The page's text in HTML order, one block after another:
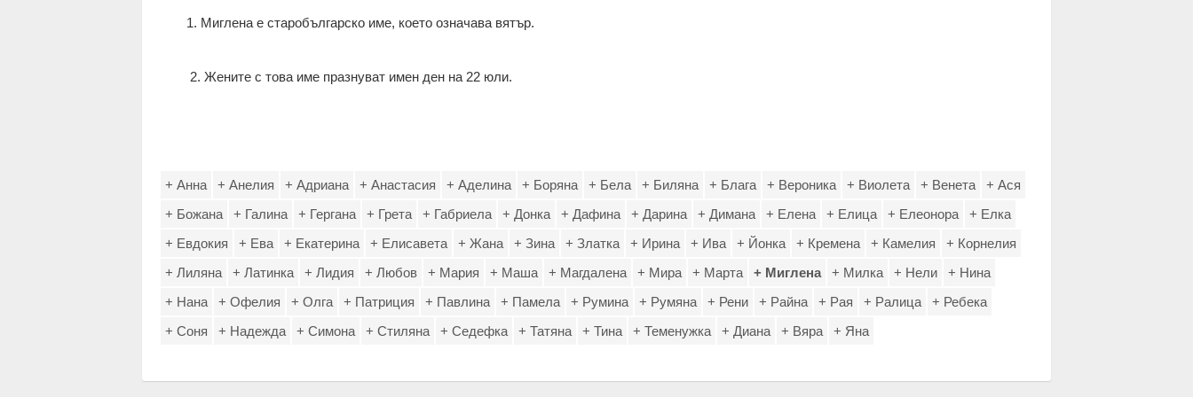
1. Миглена е старобългарско име, което означава вятър.
2. Жените с това име празнуват имен ден на 22 юли.
+ Анна + Анелия + Адриана + Анастасия + Аделина + Боряна + Бела + Биляна + Блага + Вероника + Виолета + Венета
+ Ася
+ Божана
+ Галина + Гергана + Грета + Габриела + Донка + Дафина + Дарина + Димана + Елена + Елица + Елеонора
+ Елка
+ Евдокия
+ Ева + Екатерина + Елисавета + Жана + Зина + Златка + Ирина + Ива + Йонка + Кремена + Камелия
+ Корнелия
+ Лиляна
+ Латинка + Лидия + Любов + Мария + Маша + Магдалена + Мира + Марта + Миглена + Милка + Нели
+ Нина
+ Нана
+ Офелия + Олга + Патриция + Павлина + Памела + Румина + Румяна + Рени + Райна + Рая + Ралица
+ Ребека
+ Соня
+ Надежда + Симона + Стиляна + Седефка + Татяна + Тина + Теменужка + Диана + Вяра + Яна